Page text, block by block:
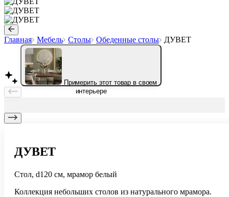
Главная Мебель Столы Обеденные столы ДУВЕТ
Примерить этот товар в своем
интерьере
ДУВЕТ
Стол, d120 см, мрамор белый
Коллекция небольших столов из натурального мрамора.